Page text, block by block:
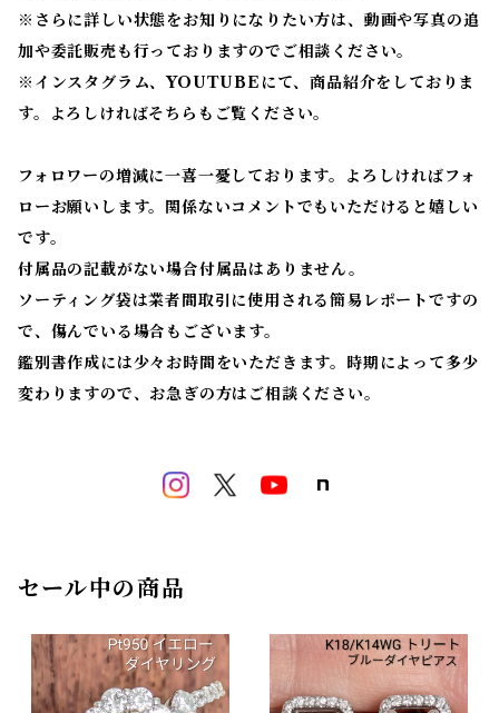
※ さらに詳しい状態をお知りになりたい方は、動画や写真の追
加や委託販売も行っておりますのでご相談ください。
※ インスタグラム、YOUTUBEにて、商品紹介をしておりま
す。よろしければそちらもご覧ください。
フォロワーの増減に一喜一憂しております。よろしければフォ
ローお願いします。関係ないコメントでもいただけると嬉しい
です。
付属品の記載がない場合付属品はありません。
ソーティング袋は業者間取引に使用される簡易レポートですの
で、傷んでいる場合もございます。
鑑別書作成には少々お時間をいただきます。時期によって多少
変わりますので、お急ぎの方はご相談ください。
セール中の商品